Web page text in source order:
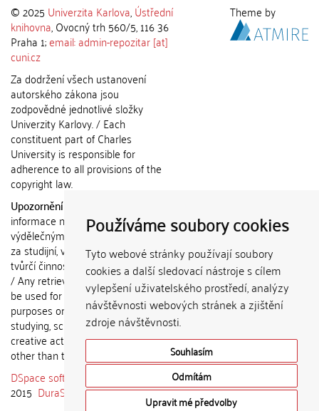
Používáme soubory cookies
Tyto webové stránky používají soubory
cookies a další sledovací nástroje s cílem
vylepšení uživatelského prostředí, analýzy
návštěvnosti webových stránek a zjištění
zdroje návštěvnosti.
Souhlasím
Odmítám
Upravit mé předvolby
© 2025 Univerzita Karlova,Ústřední
knihovna, Ovocný trh 560/5, 116 36
Praha 1;email: admin-repozitar [at]
cuni.cz
Za dodržení všech ustanovení
autorského zákona jsou
zodpovědné jednotlivé složky
Univerzity Karlovy. / Each
constituent part of Charles
University is responsible for
adherence to all provisions of the
copyright law.
Upozornění / Notice:
informace nemohou být použity k
výdělečným účelům nebo vydávány
za studijní, vědeckou nebo jinou
tvůrčí činnost jiné osoby než autora.
/ Any retrieved information shall not
be used for any commercial
purposes or claimed as results of
studying, scientific or any other
creative activities of any person
other than the author.
DSpace software
copyright © 2002-
2015 DuraSpace
Theme by